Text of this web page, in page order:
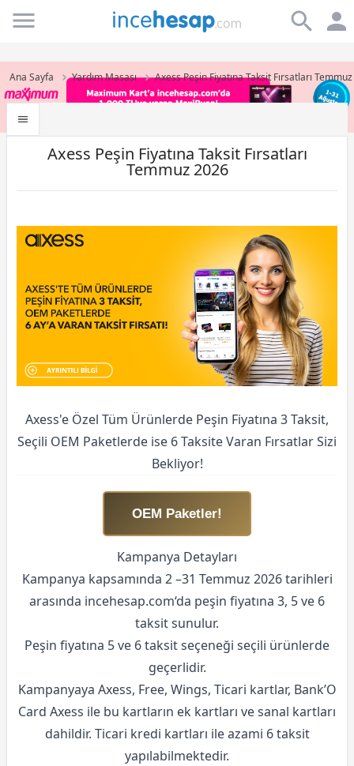
Incehesap
Ana Sayfa Yardım Masası Axess Peşin Fiyatına Taksit Fırsatları
Axess Peşin Fiyatına Taksit Fırsatları
Temmuz 2026
Axess'e Özel Tüm Ürünlerde Peşin Fiyatına 3 Taksit,
Seçili OEM Paketlerde ise 6 Taksite Varan Fırsatlar Sizi
Bekliyor!
OEM Paketler!
Kampanya Detayları
Kampanya kapsamında 2 –31 Temmuz 2026 tarihleri
arasında incehesap.com‘da peşin fiyatına 3, 5 ve 6
taksit sunulur.
Peşin fiyatına 5 ve 6 taksit seçeneği seçili ürünlerde
geçerlidir.
Kampanyaya Axess, Free, Wings, Ticari kartlar, Bank’O
Card Axess ile bu kartların ek kartları ve sanal kartları
dahildir. Ticari kredi kartları ile azami 6 taksit
yapılabilmektedir.